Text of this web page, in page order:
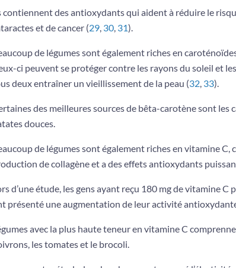
contiennent des antioxydants qui aident à réduire le
et de cancer (29, 30, 31).
de légumes sont également riches en
ci peuvent se protéger contre les rayons du soleil et
deux entraîner un vieillissement de la peau (32, 33).
des meilleures sources de bêta-carotène sont les
douces.
de légumes sont également riches en vitamine
de collagène et a des effets antioxydants
d’une étude, les gens ayant reçu 180 mg de vitamine C
présenté une augmentation de leur activité
avec la plus haute teneur en vitamine C
les tomates et le brocoli.